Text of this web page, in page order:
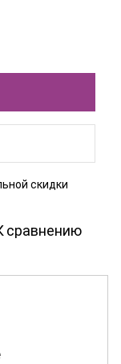
скидки
сравнению